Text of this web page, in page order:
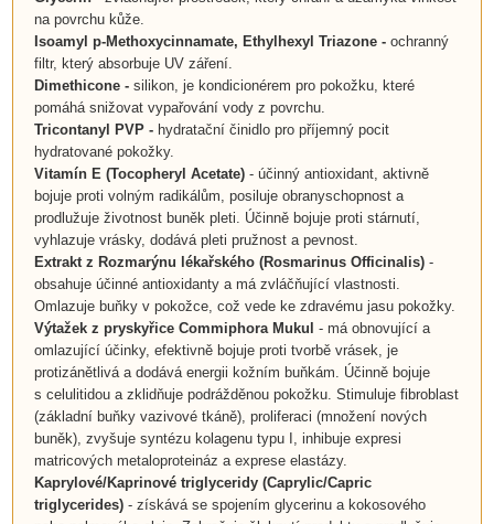
na povrchu kůže.
Isoamyl p-Methoxycinnamate, Ethylhexyl Triazone - ochranný
filtr, který absorbuje UV záření.
Dimethicone-silikon, je kondicionérem pro pokožku, které
pomáhá snižovat vypařování vody z povrchu.
Tricontanyl PVP -hydratační činidlo pro příjemný pocit
hydratované pokožky.
Vitamín E (Tocopheryl Acetate)- účinný antioxidant, aktivně
bojuje proti volným radikálům, posiluje obranyschopnost a
prodlužuje životnost buněk pleti. Účinně bojuje proti stárnutí,
vyhlazuje vrásky, dodává pleti pružnost a pevnost.
Extrakt z Rozmarýnu lékařského (Rosmarinus Officinalis)-
obsahuje účinné antioxidanty a má zvláčňující vlastnosti.
Omlazuje buňky v pokožce, což vede ke zdravému jasu pokožky.
Výtažek z pryskyřice Commiphora Mukul - má obnovující a
omlazující účinky, efektivně bojuje proti tvorbě vrásek, je
protizánětlivá a dodává energii kožním buňkám. Účinně bojuje
s celulitidou a zklidňuje podrážděnou pokožku. Stimuluje fibroblast
(základní buňky vazivové tkáně), proliferaci (množení nových
buněk), zvyšuje syntézu kolagenu typu I, inhibuje expresi
matricových metaloproteináz a exprese elastázy.
Kaprylové/Kaprinové triglyceridy (Caprylic/Capric
triglycerides)- získává se spojením glycerinu a kokosového